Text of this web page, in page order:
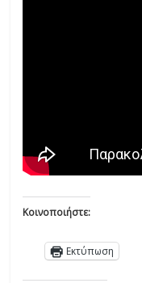
Κοινοποιήστε:
Εκτύπωση